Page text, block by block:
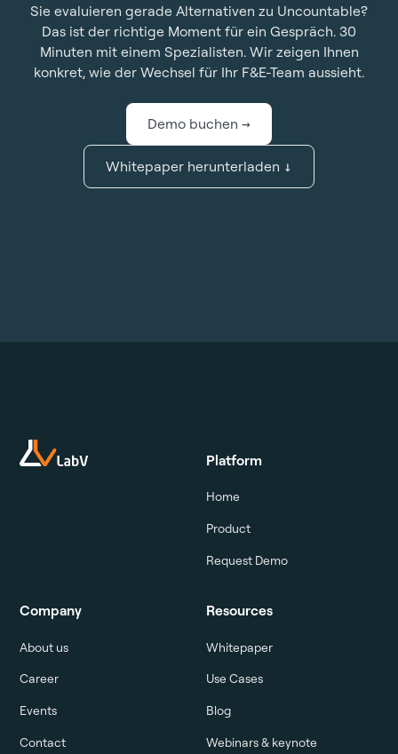
Sie evaluieren gerade Alternativen zu Uncountable?
Das ist der richtige Moment für ein Gespräch. 30
Minuten mit einem Spezialisten. Wir zeigen Ihnen
konkret, wie der Wechsel für Ihr F&E-Team aussieht.
Demo buchen →
Whitepaper herunterladen ↓
Platform
Home
Product
Request Demo
Company
About us
Career
Events
Contact
Resources
Whitepaper
Use Cases
Blog
Webinars & keynote